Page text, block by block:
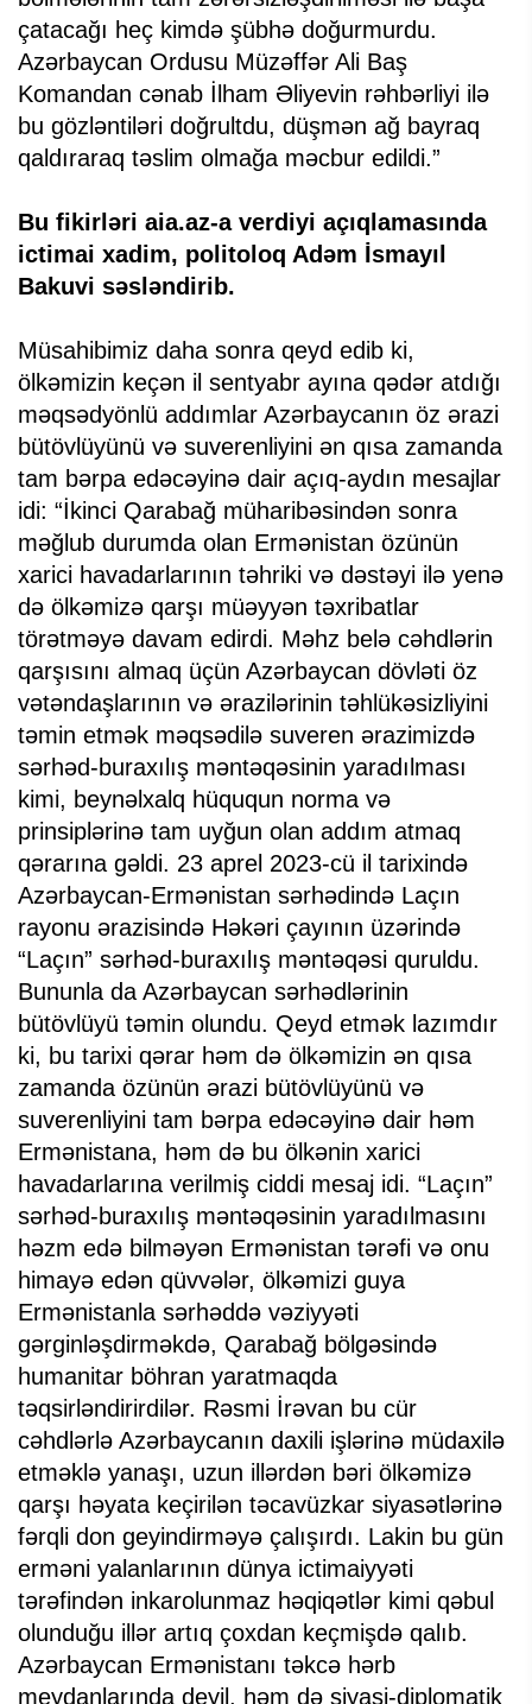
çatacağı heç kimdə şübhə doğurmurdu.
Azərbaycan Ordusu Müzəffər Ali Baş
Komandan cənab İlham Əliyevin rəhbərliyi ilə
bu gözləntiləri doğrultdu, düşmən ağ bayraq
qaldıraraq təslim olmağa məcbur edildi.”
Bu fikirləri aia.az-a verdiyi açıqlamasında
ictimai xadim, politoloq Adəm İsmayıl
Bakuvi səsləndirib.
Müsahibimiz daha sonra qeyd edib ki,
ölkəmizin keçən il sentyabr ayına qədər atdığı
məqsədyönlü addımlar Azərbaycanın öz ərazi
bütövlüyünü və suverenliyini ən qısa zamanda
tam bərpa edəcəyinə dair açıq-aydın mesajlar
idi: “İkinci Qarabağ müharibəsindən sonra
məğlub durumda olan Ermənistan özünün
xarici havadarlarının təhriki və dəstəyi ilə yenə
də ölkəmizə qarşı müəyyən təxribatlar
törətməyə davam edirdi. Məhz belə cəhdlərin
qarşısını almaq üçün Azərbaycan dövləti öz
vətəndaşlarının və ərazilərinin təhlükəsizliyini
təmin etmək məqsədilə suveren ərazimizdə
sərhəd-buraxılış məntəqəsinin yaradılması
kimi, beynəlxalq hüququn norma və
prinsiplərinə tam uyğun olan addım atmaq
qərarına gəldi. 23 aprel 2023-cü il tarixində
Azərbaycan-Ermənistan sərhədində Laçın
rayonu ərazisində Həkəri çayının üzərində
“Laçın” sərhəd-buraxılış məntəqəsi quruldu.
Bununla da Azərbaycan sərhədlərinin
bütövlüyü təmin olundu. Qeyd etmək lazımdır
ki, bu tarixi qərar həm də ölkəmizin ən qısa
zamanda özünün ərazi bütövlüyünü və
suverenliyini tam bərpa edəcəyinə dair həm
Ermənistana, həm də bu ölkənin xarici
havadarlarına verilmiş ciddi mesaj idi. “Laçın”
sərhəd-buraxılış məntəqəsinin yaradılmasını
həzm edə bilməyən Ermənistan tərəfi və onu
himayə edən qüvvələr, ölkəmizi guya
Ermənistanla sərhəddə vəziyyəti
gərginləşdirməkdə, Qarabağ bölgəsində
humanitar böhran yaratmaqda
təqsirləndirirdilər. Rəsmi İrəvan bu cür
cəhdlərlə Azərbaycanın daxili işlərinə müdaxilə
etməklə yanaşı, uzun illərdən bəri ölkəmizə
qarşı həyata keçirilən təcavüzkar siyasətlərinə
fərqli don geyindirməyə çalışırdı. Lakin bu gün
erməni yalanlarının dünya ictimaiyyəti
tərəfindən inkarolunmaz həqiqətlər kimi qəbul
olunduğu illər artıq çoxdan keçmişdə qalıb.
Azərbaycan Ermənistanı təkcə hərb
meydanlarında deyil, həm də siyasi-diplomatik